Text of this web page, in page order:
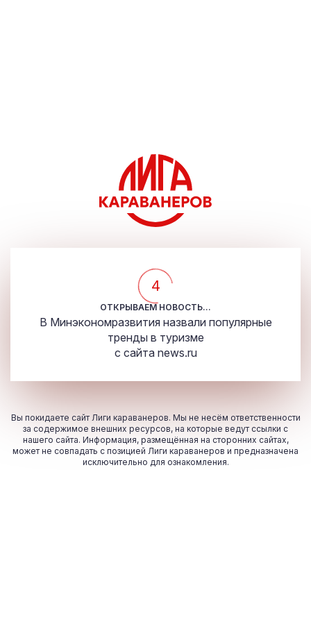
4
ОТКРЫВАЕМ НОВОСТЬ...
В Минэкономразвития назвали популярные
тренды в туризме
с сайта news.ru
Вы покидаете сайт Лиги караванеров. Мы не несём ответственности
за содержимое внешних ресурсов, на которые ведут ссылки с
нашего сайта. Информация, размещённая на сторонних сайтах,
может не совпадать с позицией Лиги караванеров и предназначена
исключительно для ознакомления.